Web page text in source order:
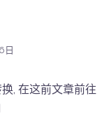
日
, 在这前文章前往